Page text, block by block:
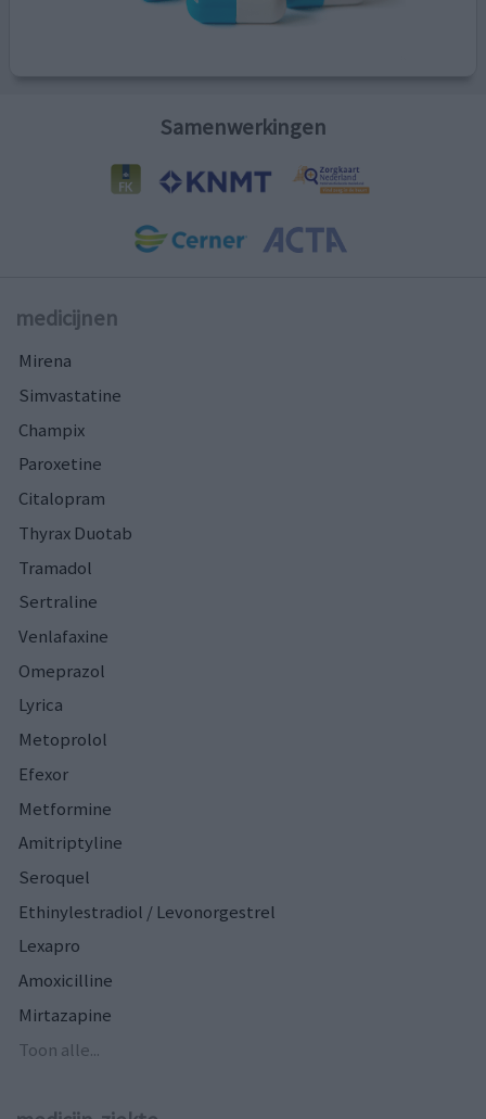
Samenwerkingen
medicijnen
Mirena
Simvastatine
Champix
Paroxetine
Citalopram
Thyrax Duotab
Tramadol
Sertraline
Venlafaxine
Omeprazol
Lyrica
Metoprolol
Efexor
Metformine
Amitriptyline
Seroquel
Ethinylestradiol / Levonorgestrel
Lexapro
Amoxicilline
Mirtazapine
Toon alle...